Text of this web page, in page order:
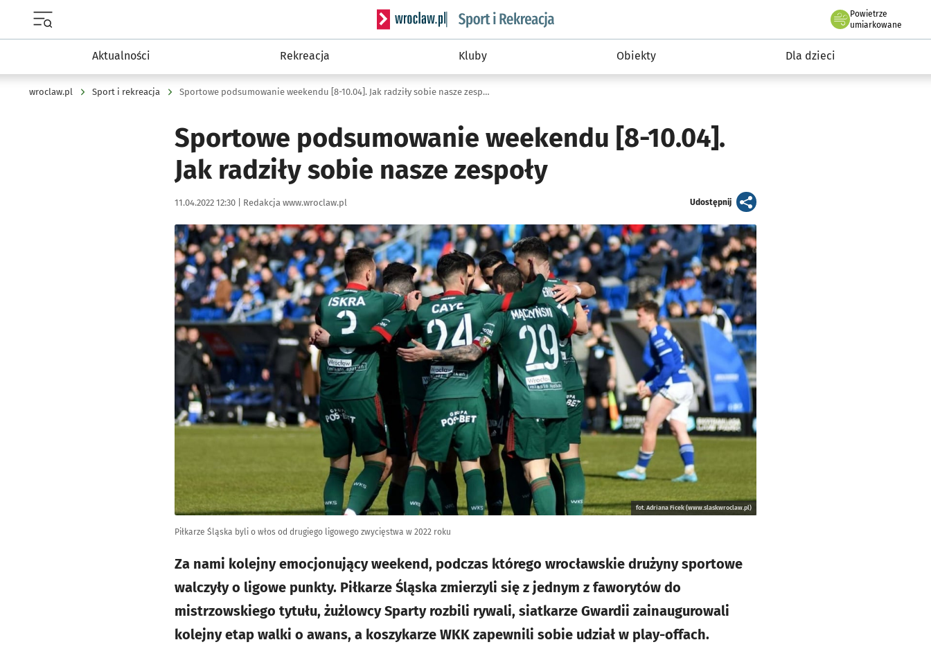
Serwis informacyjny wroclaw.pl podserwis: Sport i rekreacja
Powietrze
we Wrocławiu
umiarkowane
Aktualności Rekreacja Kluby Obiekty Dla dzieci
wroclaw.pl Sport i rekreacja Sportowe podsumowanie weekendu [8-10.04]. Jak radziły sobie nasze zespoły
Sportowe podsumowanie weekendu [8-10.04].
Jak radziły sobie nasze zespoły
Data publikacji:
11.04.2022 12:30 | Autor:
Redakcja www.wroclaw.pl Udostępnijartykuł
Kliknij, aby powiększyć
fot. Adriana Ficek (www.slaskwroclaw.pl)
Piłkarze Śląska byli o włos od drugiego ligowego zwycięstwa w 2022 roku
Za nami kolejny emocjonujący weekend, podczas którego wrocławskie drużyny sportowe
walczyły o ligowe punkty. Piłkarze Śląska zmierzyli się z jednym z faworytów do
mistrzowskiego tytułu, żużlowcy Sparty rozbili rywali, siatkarze Gwardii zainaugurowali
kolejny etap walki o awans, a koszykarze WKK zapewnili sobie udział w play-offach.